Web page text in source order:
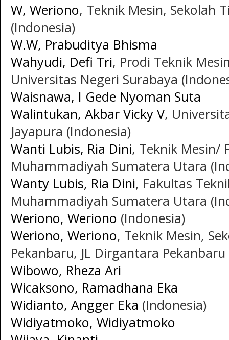
W, Weriono, Teknik Mesin, Sekolah
(Indonesia)
W.W, Prabuditya Bhisma
Wahyudi, Defi Tri, Prodi Teknik
Universitas Negeri Surabaya
Waisnawa, I Gede Nyoman Suta
Walintukan, Akbar Vicky V,
Jayapura (Indonesia)
Wanti Lubis, Ria Dini, Teknik Mesin/
Muhammadiyah Sumatera Utara
Wanty Lubis, Ria Dini, Fakultas
Muhammadiyah Sumatera Utara
Weriono, Weriono (Indonesia)
Weriono, Weriono, Teknik Mesin,
Pekanbaru, JL Dirgantara
Wibowo, Rheza Ari
Wicaksono, Ramadhana Eka
Widianto, Angger Eka (Indonesia)
Widiyatmoko, Widiyatmoko